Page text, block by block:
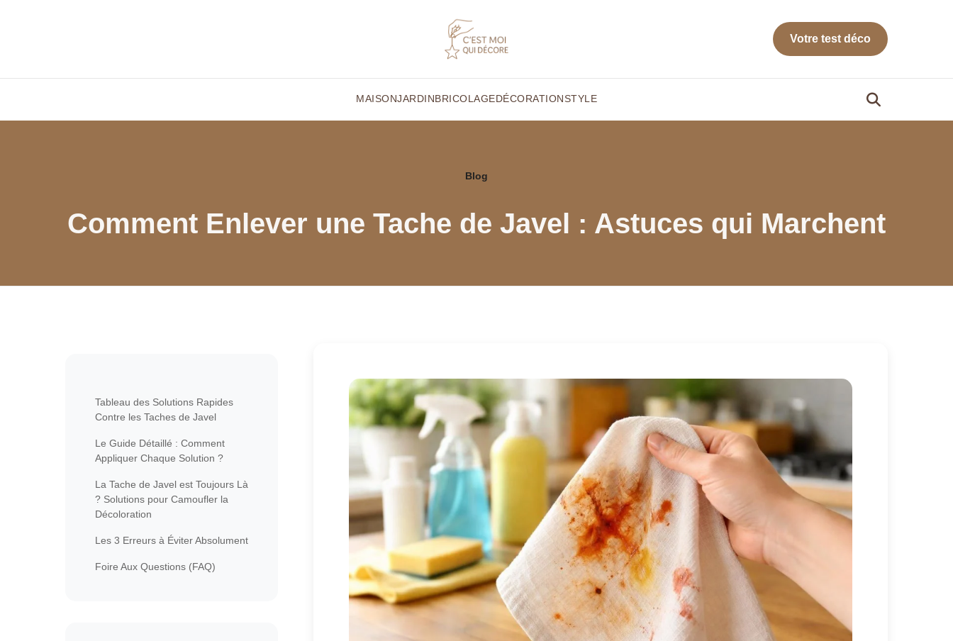
Votre test déco
MAISONJARDINBRICOLAGEDÉCORATIONSTYLE
Blog
Comment Enlever une Tache de Javel : Astuces qui Marchent
Tableau des Solutions Rapides
Contre les Taches de Javel
Le Guide Détaillé : Comment
Appliquer Chaque Solution ?
La Tache de Javel est Toujours Là
? Solutions pour Camoufler la
Décoloration
Les 3 Erreurs à Éviter Absolument
Foire Aux Questions (FAQ)